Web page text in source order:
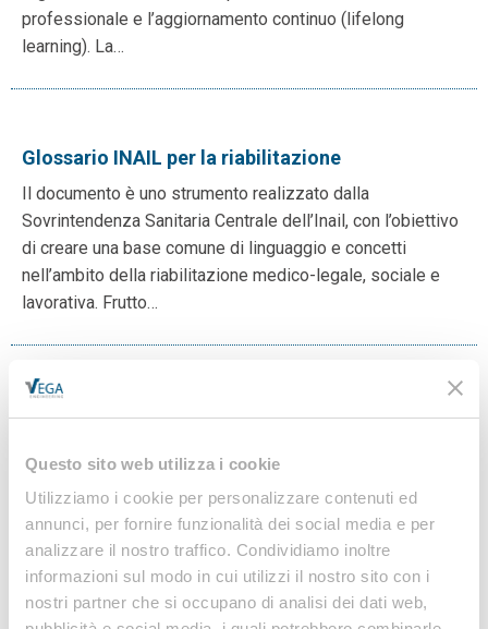
Questo sito web utilizza i cookie
Utilizziamo i cookie per personalizzare contenuti ed
annunci, per fornire funzionalità dei social media e per
analizzare il nostro traffico. Condividiamo inoltre
informazioni sul modo in cui utilizzi il nostro sito con i
nostri partner che si occupano di analisi dei dati web,
professionale e l’aggiornamento continuo (lifelong
learning). La…
Glossario INAIL per la riabilitazione
Il documento è uno strumento realizzato dalla
Sovrintendenza Sanitaria Centrale dell’Inail, con l’obiettivo
di creare una base comune di linguaggio e concetti
nell’ambito della riabilitazione medico-legale, sociale e
lavorativa. Frutto…
Linee guida per la valutazione strumentale e in
biomeccanico
L’INAIL ha pubblicato un documento con l’intento di
rendere fruibili i risultati delle attività di ricerca svolte dal
Laboratorio di ergonomia e fisiologia (LEF) del
Dipartimento di medicina, epidemiologia, igiene…